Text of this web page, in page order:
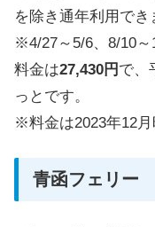
を除き通年利用でき
※4/27～5/6、8/10～
料金は27,430円 で、
っとです。
※料金は2023年12
青函フェリー